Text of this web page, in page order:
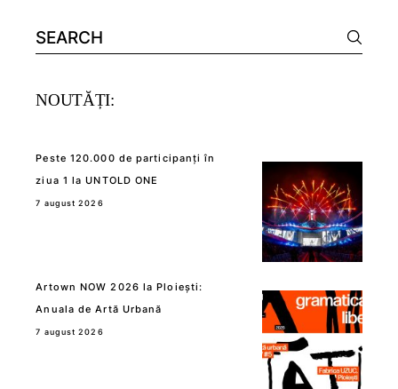
Search
for:
NOUTĂȚI:
Peste 120.000 de participanți în
ziua 1 la UNTOLD ONE
7 august 2026
Artown NOW 2026 la Ploiești:
Anuala de Artă Urbană
7 august 2026